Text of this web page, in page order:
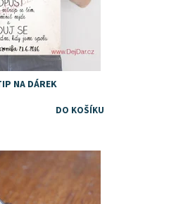
NA DÁREK